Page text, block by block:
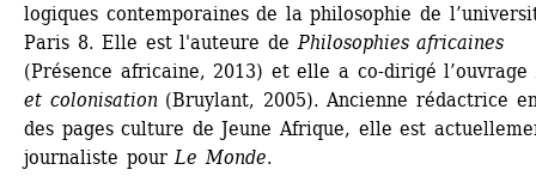
logiques contemporaines de la philosophie de
Paris 8. Elle est l'auteure de Philosophies africaines
(Présence africaine, 2013) et elle a co-dirigé l’ouvrage
et colonisation(Bruylant, 2005). Ancienne rédactrice
des pages culture de Jeune Afrique, elle est
journaliste pour Le Monde.